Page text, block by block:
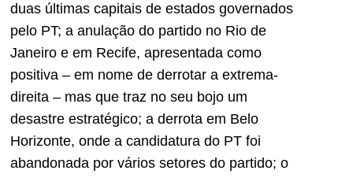
duas últimas capitais de estados governados
pelo PT; a anulação do partido no Rio de
Janeiro e em Recife, apresentada como
positiva – em nome de derrotar a extrema-
direita – mas que traz no seu bojo um
desastre estratégico; a derrota em Belo
Horizonte, onde a candidatura do PT foi
abandonada por vários setores do partido; o